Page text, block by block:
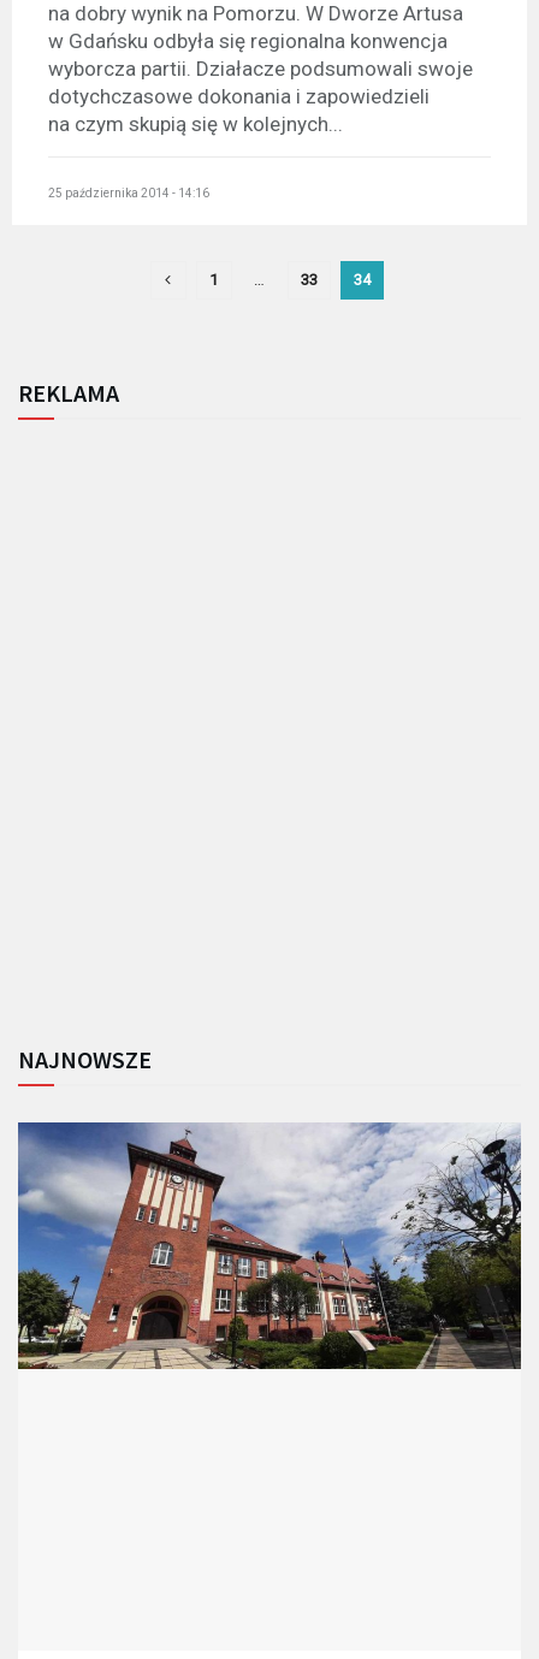
na dobry wynik na Pomorzu. W Dworze Artusa
w Gdańsku odbyła się regionalna konwencja
wyborcza partii. Działacze podsumowali swoje
dotychczasowe dokonania i zapowiedzieli
na czym skupią się w kolejnych...
25 października 2014 - 14:16
1 33 34
REKLAMA
NAJNOWSZE